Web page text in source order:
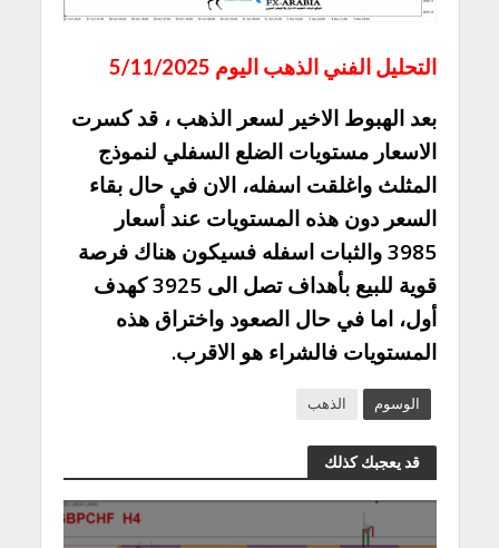
التحليل الفني الذهب اليوم 5/11/2025
بعد الهبوط الاخير لسعر الذهب ، قد كسرت
الاسعار مستويات الضلع السفلي لنموذج
المثلث واغلقت اسفله، الان في حال بقاء
السعر دون هذه المستويات عند أسعار
3985 والثبات اسفله فسيكون هناك فرصة
قوية للبيع بأهداف تصل الى 3925 كهدف
أول، اما في حال الصعود واختراق هذه
المستويات فالشراء هو الاقرب.
الوسوم الذهب
قد يعجبك كذلك